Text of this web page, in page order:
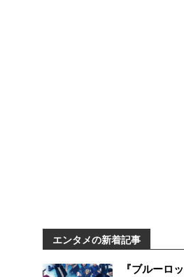
エンタメの新着記事
『ブルーロ